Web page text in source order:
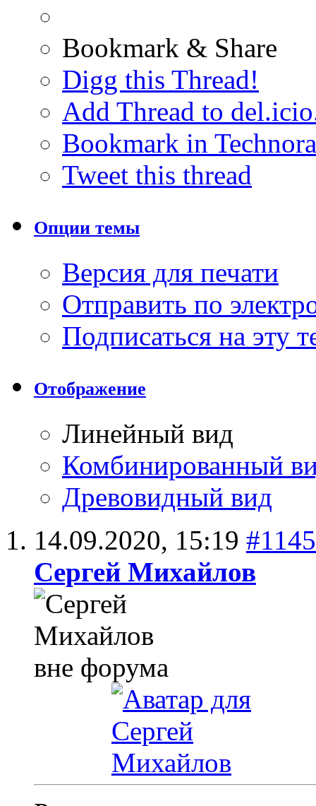
Bookmark & Share
Digg this Thread!
Add Thread to
Bookmark in
Tweet this thread
Опции темы
Версия для печати
Отправить по
Подписаться на эту
Отображение
Линейный вид
Комбинированный
Древовидный вид
14.09.2020, 15:19
Сергей Михайлов